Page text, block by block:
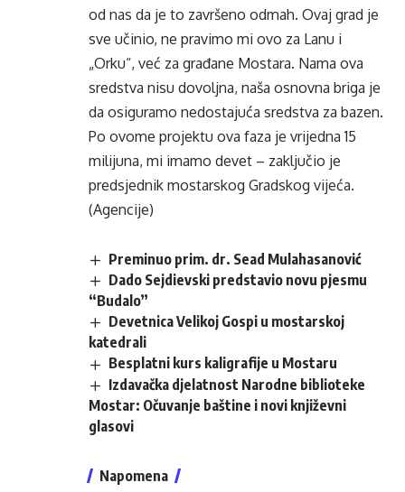
od nas da je to završeno odmah. Ovaj grad je
sve učinio, ne pravimo mi ovo za Lanu i
„Orku“, već za građane Mostara. Nama ova
sredstva nisu dovoljna, naša osnovna briga je
da osiguramo nedostajuća sredstva za bazen.
Po ovome projektu ova faza je vrijedna 15
milijuna, mi imamo devet – zaključio je
predsjednik mostarskog Gradskog vijeća.
(Agencije)
Preminuo prim. dr. Sead Mulahasanović
Dado Sejdievski predstavio novu pjesmu
“Budalo”
Devetnica Velikoj Gospi u mostarskoj
katedrali
Besplatni kurs kaligrafije u Mostaru
Izdavačka djelatnost Narodne biblioteke
Mostar: Očuvanje baštine i novi književni
glasovi
Napomena